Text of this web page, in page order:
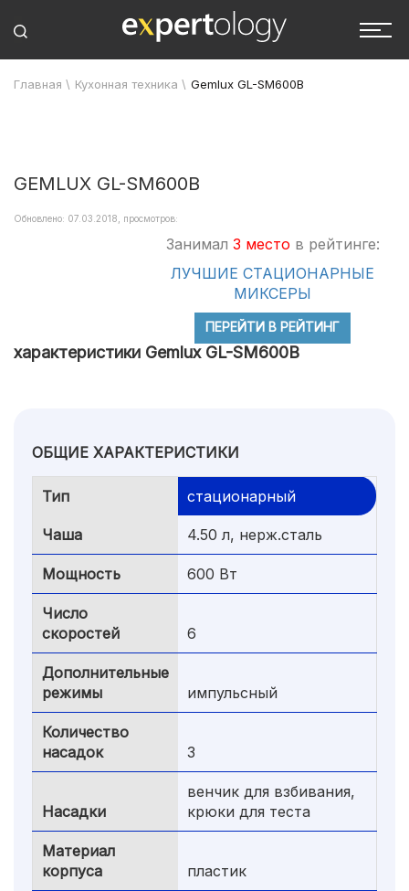
Главная \ Кухонная техника \ Gemlux GL-SM600B
GEMLUX GL-SM600B
Обновлено: 07.03.2018, просмотров:
Занимал 3 место в рейтинге:
ЛУЧШИЕ СТАЦИОНАРНЫЕ
МИКСЕРЫ
ПЕРЕЙТИ В РЕЙТИНГ
характеристики Gemlux GL-SM600B
ОБЩИЕ ХАРАКТЕРИСТИКИ
Тип стационарный
Чаша 4.50 л, нерж.сталь
Мощность 600 Вт
Число
скоростей
6
Дополнительные
режимы
импульсный
Количество
насадок
3
Насадки
венчик для взбивания,
крюки для теста
Материал
корпуса
пластик